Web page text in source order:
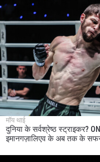
मॉय थाई
दुनिया के सर्वश्रेष्ठ स्ट्राइकर?
इमानगज़ालिएव के अब तक के